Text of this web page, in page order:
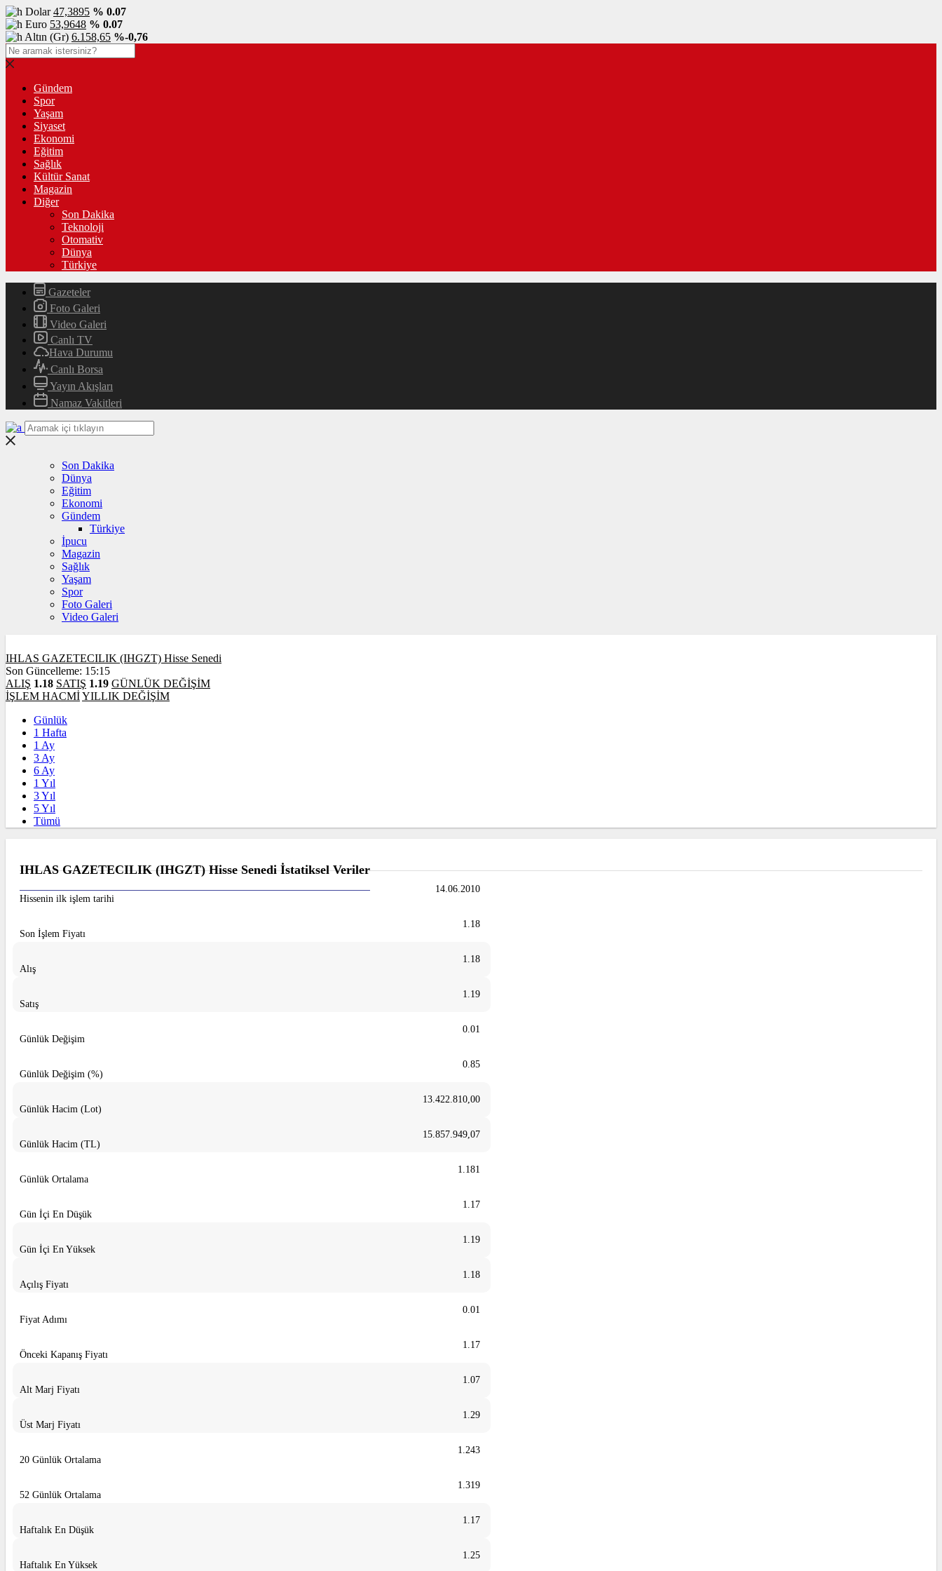
Dolar47,3895 % 0.07
Euro 53,9648 % 0.07
Altın (Gr) 6.158,65 %-0,76
Gündem
Spor
Yaşam
Siyaset
Ekonomi
Eğitim
Sağlık
Kültür Sanat
Magazin
Diğer
Son Dakika
Teknoloji
Otomativ
Dünya
Türkiye
Gazeteler
Foto Galeri
Video Galeri
Canlı TV
Hava Durumu
Canlı Borsa
Yayın Akışları
Namaz Vakitleri
Son Dakika
Dünya
Eğitim
Ekonomi
Gündem
Türkiye
İpucu
Magazin
Sağlık
Yaşam
Spor
Foto Galeri
Video Galeri
IHLAS GAZETECILIK (IHGZT) Hisse Senedi
Son Güncelleme: 15:15
ALIŞ 1.18 SATIŞ 1.19 GÜNLÜK DEĞİŞİM
İŞLEM HACMİYILLIK DEĞİŞİM
Günlük
1 Hafta
1 Ay
3 Ay
6 Ay
1 Yıl
3 Yıl
5 Yıl
Tümü
IHLAS GAZETECILIK (IHGZT) Hisse Senedi İstatiksel Veriler
Hissenin ilk işlem tarihi
14.06.2010
Son İşlem Fiyatı
1.18
Alış
1.18
Satış
1.19
Günlük Değişim
0.01
Günlük Değişim (%)
0.85
Günlük Hacim (Lot)
13.422.810,00
Günlük Hacim (TL)
15.857.949,07
Günlük Ortalama
1.181
Gün İçi En Düşük
1.17
Gün İçi En Yüksek
1.19
Açılış Fiyatı
1.18
Fiyat Adımı
0.01
Önceki Kapanış Fiyatı
1.17
Alt Marj Fiyatı
1.07
Üst Marj Fiyatı
1.29
20 Günlük Ortalama
1.243
52 Günlük Ortalama
1.319
Haftalık En Düşük
1.17
Haftalık En Yüksek
1.25